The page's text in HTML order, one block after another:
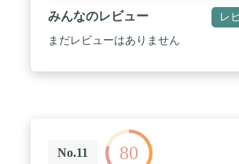
みんなのレビュー レ
まだレビューはありません
No.11 80